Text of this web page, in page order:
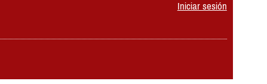
Iniciar sesión